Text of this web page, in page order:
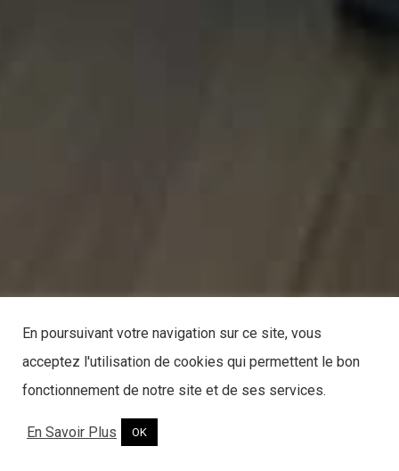
En poursuivant votre navigation sur ce site, vous
acceptez l'utilisation de cookies qui permettent le bon
fonctionnement de notre site et de ses services.
En Savoir Plus OK